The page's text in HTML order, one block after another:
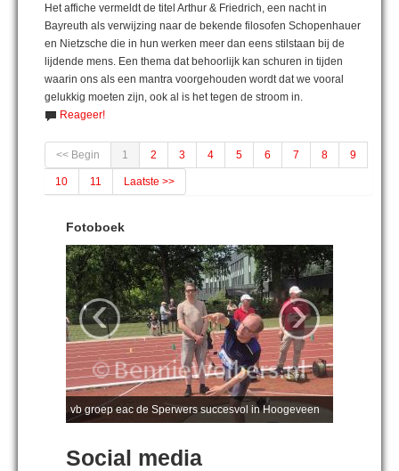
Het affiche vermeldt de titel Arthur & Friedrich, een nacht in
Bayreuth als verwijzing naar de bekende filosofen Schopenhauer
en Nietzsche die in hun werken meer dan eens stilstaan bij de
lijdende mens. Een thema dat behoorlijk kan schuren in tijden
waarin ons als een mantra voorgehouden wordt dat we vooral
gelukkig moeten zijn, ook al is het tegen de stroom in.
Reageer!
<< Begin 1 2 3 4 5 6 7 8 9
10 11 Laatste >>
Fotoboek
vb groep eac de Sperwers succesvol in Hoogeveen
‹ ›
Social media